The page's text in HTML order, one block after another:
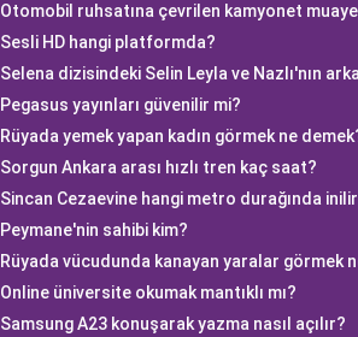
Otomobil ruhsatına çevrilen kamyonet
Sesli HD hangi platformda?
Selena dizisindeki Selin Leyla ve Nazlı'nın
Pegasus yayınları güvenilir mi?
Rüyada yemek yapan kadın görmek ne
Sorgun Ankara arası hızlı tren kaç saat?
Sincan Cezaevine hangi metro durağında
Peymane'nin sahibi kim?
Rüyada vücudunda kanayan yaralar görmek
Online üniversite okumak mantıklı mı?
Samsung A23 konuşarak yazma nasıl açılır?